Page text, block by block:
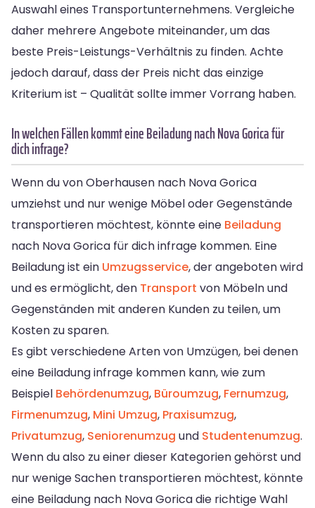
Auswahl eines Transportunternehmens. Vergleiche
daher mehrere Angebote miteinander, um das
beste Preis-Leistungs-Verhältnis zu finden. Achte
jedoch darauf, dass der Preis nicht das einzige
Kriterium ist – Qualität sollte immer Vorrang haben.
In welchen Fällen kommt eine Beiladung nach Nova Gorica für
dich infrage?
Wenn du von Oberhausen nach Nova Gorica
umziehst und nur wenige Möbel oder Gegenstände
transportieren möchtest, könnte eine Beiladung
nach Nova Gorica für dich infrage kommen. Eine
Beiladung ist ein Umzugsservice, der angeboten wird
und es ermöglicht, den Transport von Möbeln und
Gegenständen mit anderen Kunden zu teilen, um
Kosten zu sparen.
Es gibt verschiedene Arten von Umzügen, bei denen
eine Beiladung infrage kommen kann, wie zum
Beispiel Behördenumzug, Büroumzug, Fernumzug,
Firmenumzug, Mini Umzug, Praxisumzug,
Privatumzug, Seniorenumzug und Studentenumzug.
Wenn du also zu einer dieser Kategorien gehörst und
nur wenige Sachen transportieren möchtest, könnte
eine Beiladung nach Nova Gorica die richtige Wahl